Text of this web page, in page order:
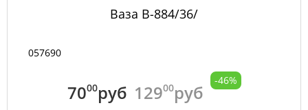
Ваза B-884/36/
057690
7000руб 12900руб
-46%